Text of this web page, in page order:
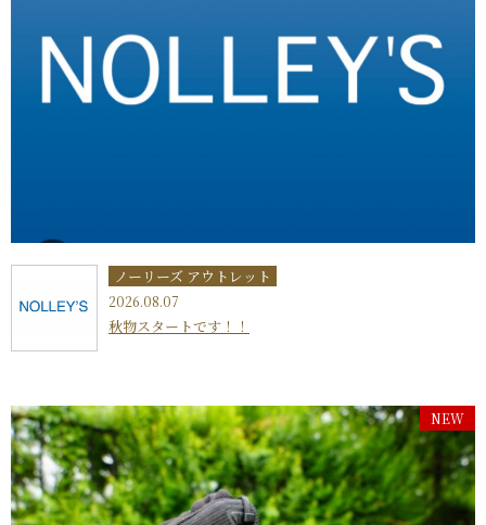
ノーリーズ アウトレット
2026.08.07
秋物スタートです！！
NEW